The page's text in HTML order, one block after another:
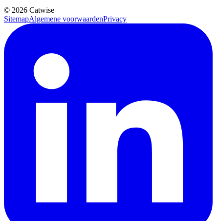
© 2026 Catwise
SitemapAlgemene voorwaardenPrivacy